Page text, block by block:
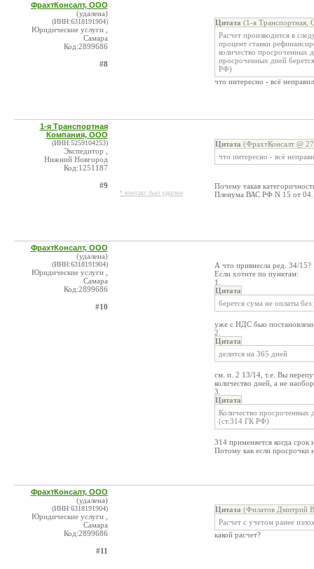
ФрахтКонсалт, ООО
(удалена)
(ИНН:6318191904)
Юридические услуги ,
Самара
Код:2899686
#8
Цитата (1-я
Расчет производится в
процент ставки
количество просроченных
просроченных дней
РФ)
что интересно - всё
1-я Транспортная
Компания, ООО
(ИНН:5259104253)
Экспедитор ,
Нижний Новгород
Код:1251187
#9
* контакт был удален
Цитата (ФрахтКонсалт @
что интересно - всё
Почему такая
Пленума ВАС РФ N 15 от
ФрахтКонсалт, ООО
(удалена)
(ИНН:6318191904)
Юридические услуги ,
Самара
Код:2899686
#10
А что привнесла ред. 34/15?
Если хотите по пунктам:
1.
Цитата
берется сума не оплаты
уже с НДС быо
2.
Цитата
делится на 365 дней
см. п. 2 13/14, т.е. Вы
количество дней, а не
3.
Цитата
Количество просроченных
(ст.314 ГК РФ)
314 применяется когда срок
Потому как если просрочки
ФрахтКонсалт, ООО
(удалена)
(ИНН:6318191904)
Юридические услуги ,
Самара
Код:2899686
#11
Цитата (Филатов Дмитрий
Расчет с учетом ранее
какой расчет?